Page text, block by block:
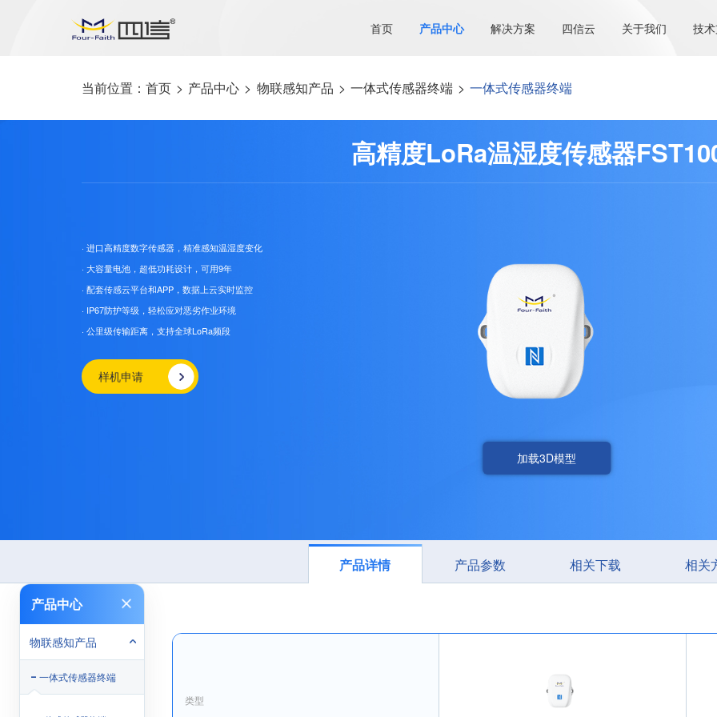
首页 产品中心 解决方案 四信云 关于我们 技
当前位置： 首页 > 产品中心 > 物联感知产品 > 一体式传感器终端 > 一体式传感器终端
高精度LoRa温湿度传感器
· 进口高精度数字传感器，精准感知温湿度变化
· 大容量电池，超低功耗设计，可用9年
· 配套传感云平台和APP，数据上云实时监控
· IP67防护等级，轻松应对恶劣作业环境
· 公里级传输距离，支持全球LoRa频段
样机申请
加载3D模型
产品详情 产品参数 相关下载 相关
产品中心
物联感知产品
一体式传感器终端
类型